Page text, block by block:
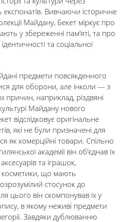
експонатів. Вивчаючи історичне
Майдану, Бекет міркує про
у збереженні пам’яті, та про
та соціальної
предмети повсякденного
для оборони, але інколи — з
причин, наприклад, різдвяні
Майдану нового
відслідковує оригінальне
які не були призначені для
як комерційні товари. Спільно
академії він об’єднав їх
та іграшок,
косметики, що мають
стосунок до
цього він скомпонував їх у
в якому неживі предмети
Завдяки дублюванню